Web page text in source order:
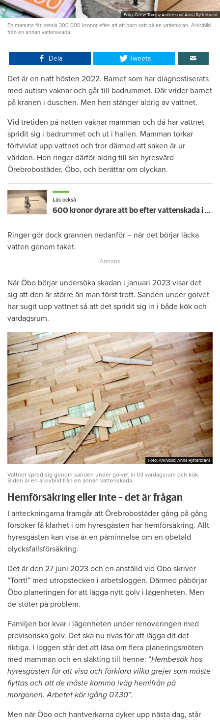
Foto: Getty/ Tommy Andersson/ Anna Rytterbrant
En mamma får betala 300 000 kronor efter att ett barn satt på en vattenkran. Arkivbild
från en annan vattenskada.
Dela Tweeta
Det är en natt hösten 2022. Barnet som har diagnostiserats
med autism vaknar och går till badrummet. Där vrider barnet
på kranen i duschen. Men hen stänger aldrig av vattnet.
Vid tretiden på natten vaknar mamman och då har vattnet
spridit sig i badrummet och ut i hallen. Mamman torkar
förtvivlat upp vattnet och tror därmed att saken är ur
världen. Hon ringer därför aldrig till sin hyresvärd
Örebrobostäder, Öbo, och berättar om olyckan.
Läs också
600 kronor dyrare att bo efter vattenskada i Varberg
Ringer gör dock grannen nedanför – när det börjar läcka
vatten genom taket.
När Öbo börjar undersöka skadan i januari 2023 visar det
sig att den är större än man först trott. Sanden under golvet
har sugit upp vattnet så att det spridit sig in i både kök och
vardagsrum.
Foto: Arkivbild: Anna Rytterbrant
Foto: Arkivbild: Anna Rytterbrant
Vattnet spred sig genom sanden under golvet in till vardagsrum och kök.
Biden är en arkivbild från en annan vattenskada.
Hemförsäkring eller inte – det är frågan
I anteckningarna framgår att Örebrobostäder gång på gång
försöker få klarhet i om hyresgästen har hemförsäkring. Allt
hyresgästen kan visa är en påminnelse om en obetald
olycksfallsförsäkring.
Det är den 27 juni 2023 och en anställd vid Öbo skriver
”Torrt!” med utropstecken i arbetsloggen. Därmed påbörjar
Öbo planeringen för att lägga nytt golv i lägenheten. Men
de stöter på problem.
Familjen bor kvar i lägenheten under renoveringen med
provisoriska golv. Det ska nu rivas för att lägga dit det
riktiga. I loggen står det att läsa om flera planeringsmöten
med mamman och en släkting till henne: ”Hembesök hos
hyresgästen för att visa och förklara vilka grejer som måste
flyttas och att de måste komma iväg hemifrån på
morgonen. Arbetet kör igång 07.30”.
Men när Öbo och hantverkarna dyker upp nästa dag, står